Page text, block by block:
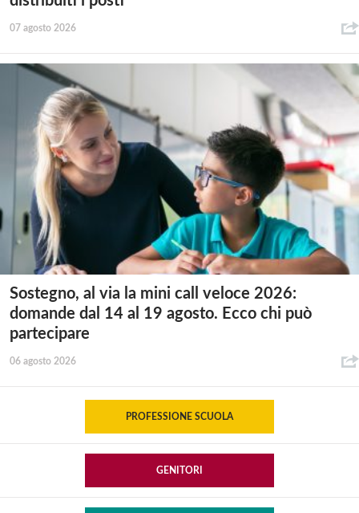
07 agosto 2026
Sostegno, al via la mini call veloce 2026:
domande dal 14 al 19 agosto. Ecco chi può
partecipare
06 agosto 2026
PROFESSIONE SCUOLA
GENITORI